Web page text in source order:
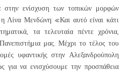
στην ενίσχυση των τοπικών μορφών
Λίνα Μενδώνη: «Και αυτό είναι κάτι
τα τελευταία πέντε χρόνια,
μας. Μέχρι το τέλος του
υφαντικής στην Αλεξανδρούπολη
για να ενισχύσουμε την προσπάθεια